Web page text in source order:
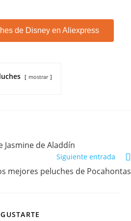
de Disney en Aliexpress
mostrar
Jasmine de Aladdín
Siguiente entrada
mejores peluches de Pocahontas